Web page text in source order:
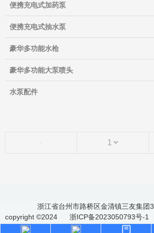
便携充电式加药泵
便携充电式抽水泵
豪华多功能水枪
豪华多功能大泵喷头
水泵配件
浙江省台州市路桥区金清镇三友集团
copyright ©2024
浙ICP备2023050793号-1